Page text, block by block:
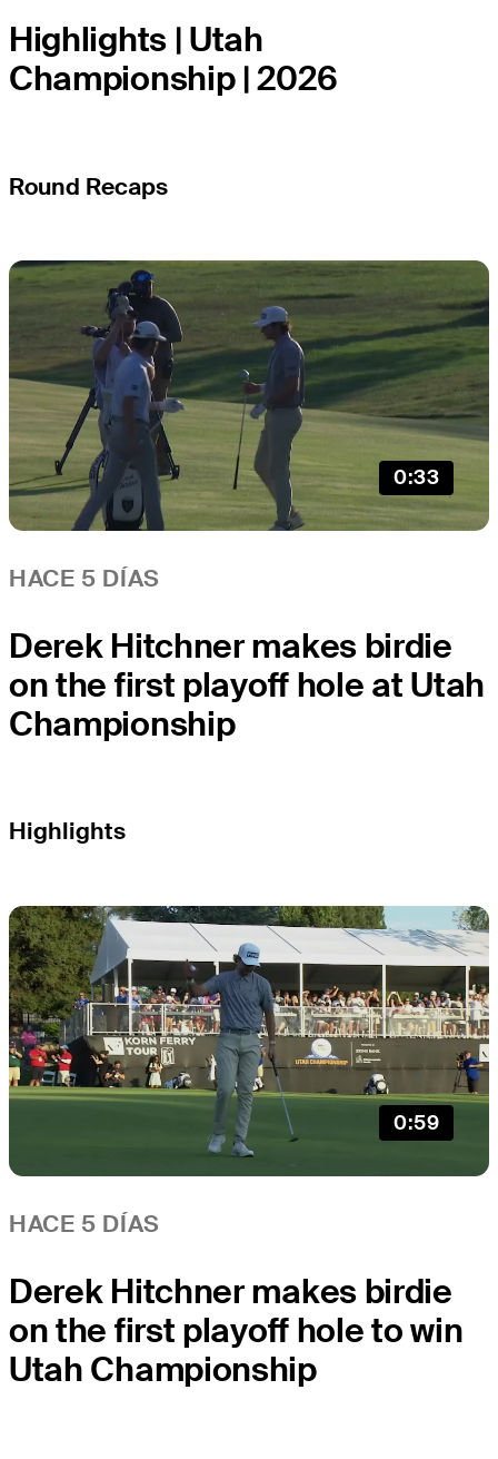
Highlights | Utah
Championship | 2026
Round Recaps
0:33
HACE 5 DÍAS
Derek Hitchner makes birdie
on the first playoff hole at Utah
Championship
Highlights
0:59
HACE 5 DÍAS
Derek Hitchner makes birdie
on the first playoff hole to win
Utah Championship